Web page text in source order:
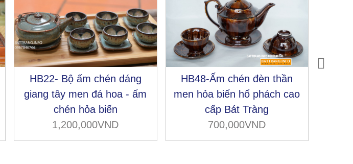
HB22- Bộ ấm chén dáng
giang tây men đá hoa - ấm
chén hỏa biến
1,200,000VND
HB48-Ấm chén đèn thần
men hỏa biến hổ phách cao
cấp Bát Tràng
700,000VND